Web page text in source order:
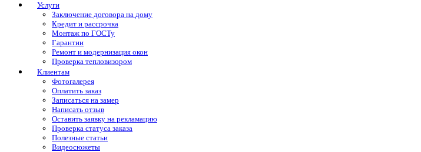
Услуги
Заключение договора на дому
Кредит и рассрочка
Монтаж по ГОСТу
Гарантии
Ремонт и модернизация окон
Проверка тепловизором
Клиентам
Фотогалерея
Оплатить заказ
Записаться на замер
Написать отзыв
Оставить заявку на рекламацию
Проверка статуса заказа
Полезные статьи
Видеосюжеты